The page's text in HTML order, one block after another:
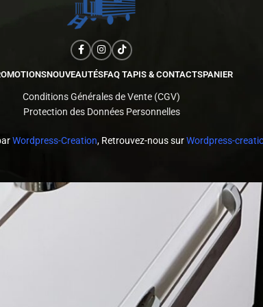
NOUVEAUTÉSFAQ TAPIS & CONTACTSPANIER
Conditions Générales de Vente (CGV)
Protection des Données Personnelles
Wordpress-Creation, Retrouvez-nous surWordpress-
© 2024 Tapis Caravane | Tous droits réservés